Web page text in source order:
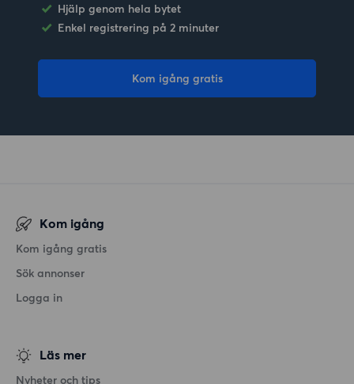
Hjälp genom hela bytet
Enkel registrering på 2 minuter
Kom igång gratis
Kom igång
Kom igång gratis
Sök annonser
Logga in
Läs mer
Nyheter och tips